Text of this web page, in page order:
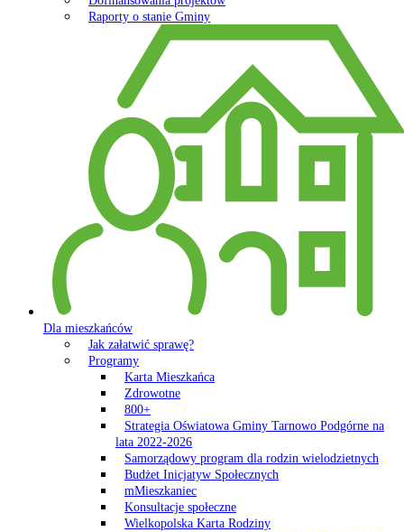
Raporty o stanie Gminy
Dla mieszkańców
Jak załatwić sprawę?
Programy
Karta Mieszkańca
Zdrowotne
800+
Strategia Oświatowa Gminy Tarnowo Podgórne na
lata 2022-2026
Samorządowy program dla rodzin wielodzietnych
Budżet Inicjatyw Społecznych
mMieszkaniec
Konsultacje społeczne
Wielkopolska Karta Rodziny